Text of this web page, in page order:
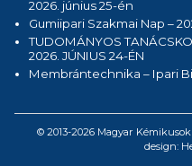
2026. június 25-én
Gumiipari Szakmai Nap –
TUDOMÁNYOS
2026. JÚNIUS 24-ÉN
Membrántechnika – Ipari
© 2013-2026 Magyar
design: